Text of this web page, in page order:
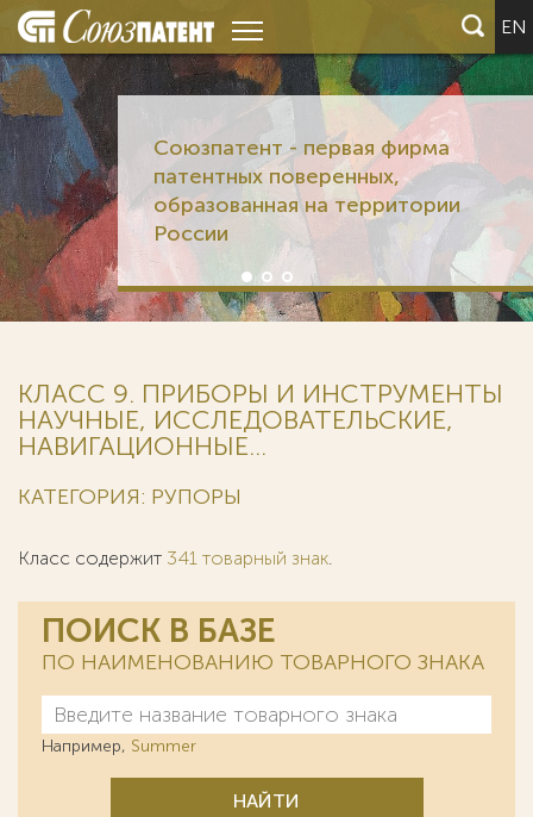
EN
Союзпатент - первая фирма
патентных поверенных,
образованная на территории
России
КЛАСС 9. ПРИБОРЫ И ИНСТРУМЕНТЫ
НАУЧНЫЕ, ИССЛЕДОВАТЕЛЬСКИЕ,
НАВИГАЦИОННЫЕ...
КАТЕГОРИЯ: РУПОРЫ
Класс содержит 341 товарный знак.
ПОИСК В БАЗЕ
ПО НАИМЕНОВАНИЮ ТОВАРНОГО ЗНАКА
Например, Summer
НАЙТИ